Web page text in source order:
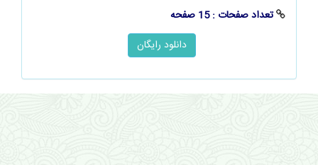
تعداد صفحات : 15 صفحه